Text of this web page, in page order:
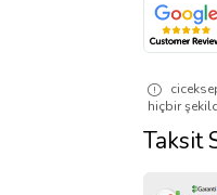
hiçbir
Taksit